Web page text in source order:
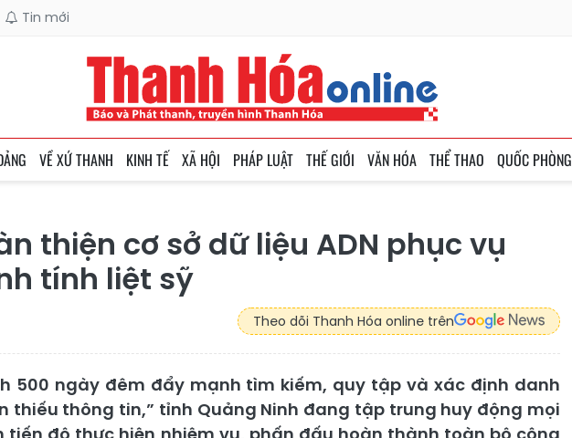
Tin mới
VỀ XỨ THANH KINH TẾ XÃ HỘI PHÁP LUẬT THẾ GIỚI VĂN HÓA THỂ THAO QUỐC PHÒNG
thiện cơ sở dữ liệu ADN phục vụ
tính liệt sỹ
Theo dõi Thanh Hóa online trên
500 ngày đêm đẩy mạnh tìm kiếm, quy tập và xác định danh
thiếu thông tin,” tỉnh Quảng Ninh đang tập trung huy động mọi